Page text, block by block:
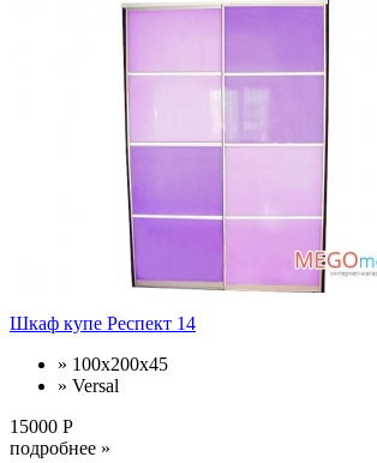
Шкаф купе Респект 14
» 100x200x45
» Versal
15000 Р
подробнее »